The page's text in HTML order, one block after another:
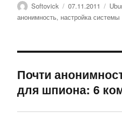
Автор
Softovick Опубликовано
07.11.2011
анонимность, настройка системы
Почти
для шпиона: 6